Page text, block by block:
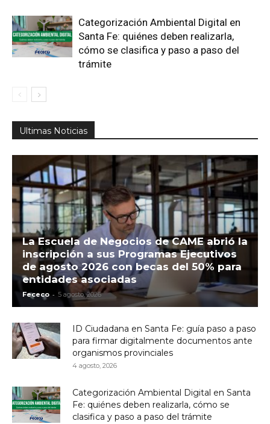
Categorización Ambiental Digital en
Santa Fe: quiénes deben realizarla,
cómo se clasifica y paso a paso del
trámite
Ultimas Noticias
La Escuela de Negocios de CAME abrió la
inscripción a sus Programas Ejecutivos
de agosto 2026 con becas del 50% para
entidades asociadas
Fececo - 5 agosto, 2026
ID Ciudadana en Santa Fe: guía paso a paso
para firmar digitalmente documentos ante
organismos provinciales
4 agosto, 2026
Categorización Ambiental Digital en Santa
Fe: quiénes deben realizarla, cómo se
clasifica y paso a paso del trámite